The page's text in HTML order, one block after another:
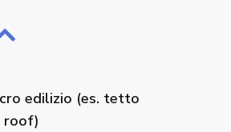
edilizio (es. tetto
roof)